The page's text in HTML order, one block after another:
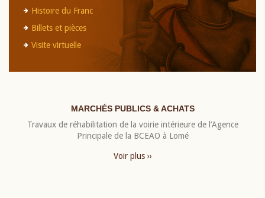
Histoire du Franc
Billets et pièces
Visite virtuelle
MARCHÉS PUBLICS & ACHATS
Travaux de réhabilitation de la voirie intérieure de l’Agence
Principale de la BCEAO à Lomé
Voir plus ››